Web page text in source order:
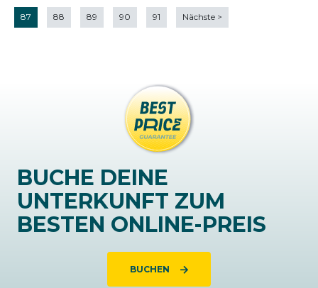
87 88 89 90 91 Nächste >
BUCHE DEINE
UNTERKUNFT ZUM
BESTEN ONLINE-PREIS
BUCHEN